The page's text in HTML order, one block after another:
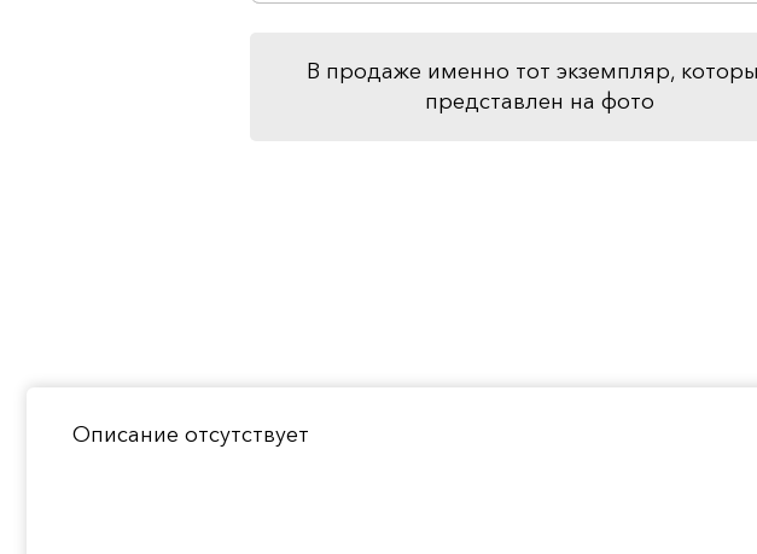
В продаже именно тот экземпляр,
представлен на фото
Описание отсутствует